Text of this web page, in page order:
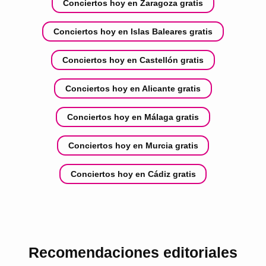
Conciertos hoy en Zaragoza gratis
Conciertos hoy en Islas Baleares gratis
Conciertos hoy en Castellón gratis
Conciertos hoy en Alicante gratis
Conciertos hoy en Málaga gratis
Conciertos hoy en Murcia gratis
Conciertos hoy en Cádiz gratis
Recomendaciones editoriales